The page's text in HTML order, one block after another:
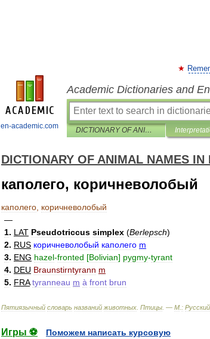
en-academic.com
Academic Dictionaries and
DICTIONARY OF ANIMAL NAMES IN FIVE LANGUAGES — BIRDS
DICTIONARY OF ANIMAL NAMES
каполего, коричневолобый
каполего коричневолобый
—
1. LAT Pseudotriccus simplex (Berlepsch)
2. RUS коричневолобый каполего m
3. ENG hazel-fronted [Bolivian] pygmy-tyrant
4. DEU Braunstirntyrann m
5. FRA tyranneau m à front brun
Пятиязычный словарь названий животных Птицы . — М : Русский
Игры ⚽
Поможем написать курсовую